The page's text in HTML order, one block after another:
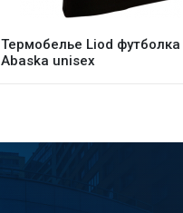
Термобелье Liod футболка
Abaska unisex